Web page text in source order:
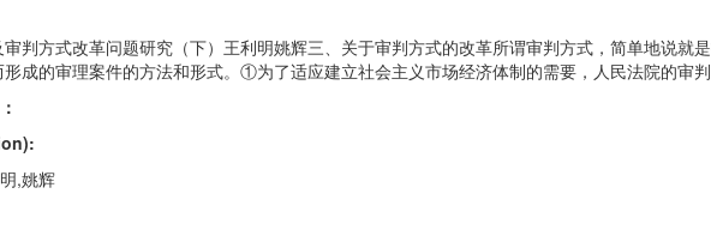
判方式改革问题研究（下）王利明姚辉三、关于审判方式的改革所谓审判方式，简单地说就
成的审理案件的方法和形式。①为了适应建立社会主义市场经济体制的需要，人民法院的审
,姚辉